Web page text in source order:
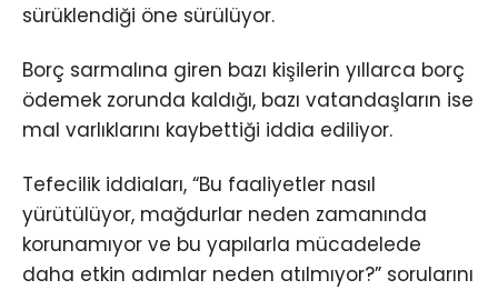
sürüklendiği öne sürülüyor.
Borç sarmalına giren bazı kişilerin yıllarca borç
ödemek zorunda kaldığı, bazı vatandaşların ise
mal varlıklarını kaybettiği iddia ediliyor.
Tefecilik iddiaları, “Bu faaliyetler nasıl
yürütülüyor, mağdurlar neden zamanında
korunamıyor ve bu yapılarla mücadelede
daha etkin adımlar neden atılmıyor?” sorularını